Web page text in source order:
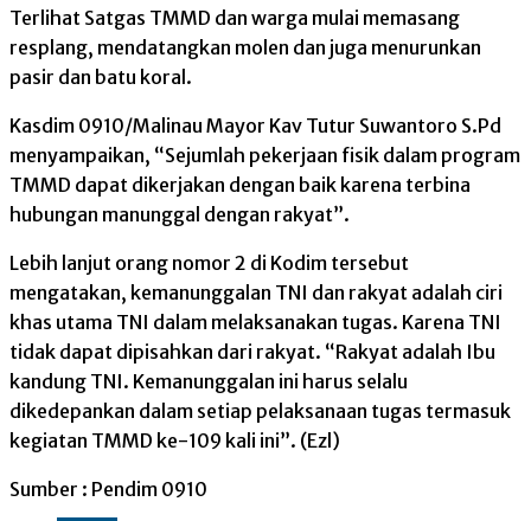
Terlihat Satgas TMMD dan warga mulai memasang
resplang, mendatangkan molen dan juga menurunkan
pasir dan batu koral.
Kasdim 0910/Malinau Mayor Kav Tutur Suwantoro S.Pd
menyampaikan, “Sejumlah pekerjaan fisik dalam program
TMMD dapat dikerjakan dengan baik karena terbina
hubungan manunggal dengan rakyat”.
Lebih lanjut orang nomor 2 di Kodim tersebut
mengatakan, kemanunggalan TNI dan rakyat adalah ciri
khas utama TNI dalam melaksanakan tugas. Karena TNI
tidak dapat dipisahkan dari rakyat. “Rakyat adalah Ibu
kandung TNI. Kemanunggalan ini harus selalu
dikedepankan dalam setiap pelaksanaan tugas termasuk
kegiatan TMMD ke-109 kali ini”. (Ezl)
Sumber : Pendim 0910